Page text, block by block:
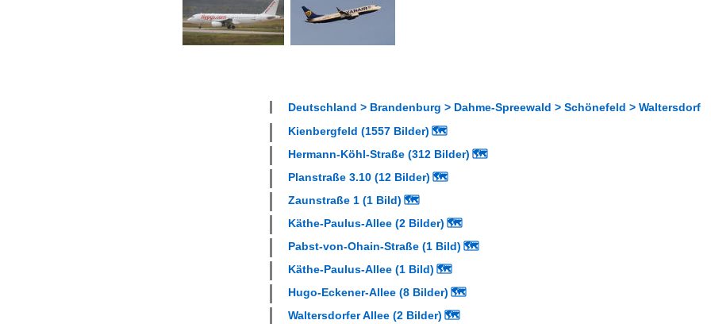
Deutschland > Brandenburg > Dahme-Spreewald > Schönefeld > Waltersdorf
Kienbergfeld (1557 Bilder) 🗺
Hermann-Köhl-Straße (312 Bilder) 🗺
Planstraße 3.10 (12 Bilder) 🗺
Zaunstraße 1 (1 Bild) 🗺
Käthe-Paulus-Allee (2 Bilder) 🗺
Pabst-von-Ohain-Straße (1 Bild) 🗺
Käthe-Paulus-Allee (1 Bild) 🗺
Hugo-Eckener-Allee (8 Bilder) 🗺
Waltersdorfer Allee (2 Bilder) 🗺